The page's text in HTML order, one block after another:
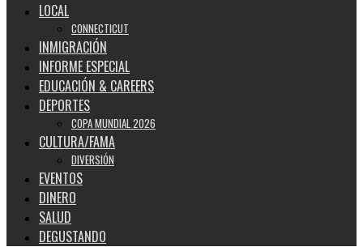
LOCAL
CONNECTICUT
INMIGRACIÓN
INFORME ESPECIAL
EDUCACIÓN & CAREERS
DEPORTES
COPA MUNDIAL 2026
CULTURA/FAMA
DIVERSIÓN
EVENTOS
DINERO
SALUD
DEGUSTANDO